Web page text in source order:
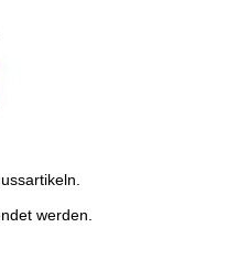
werden.